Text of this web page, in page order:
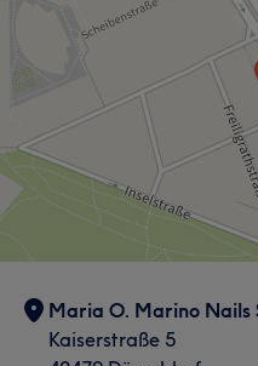
Maria O. Marino Nails
Kaiserstraße 5